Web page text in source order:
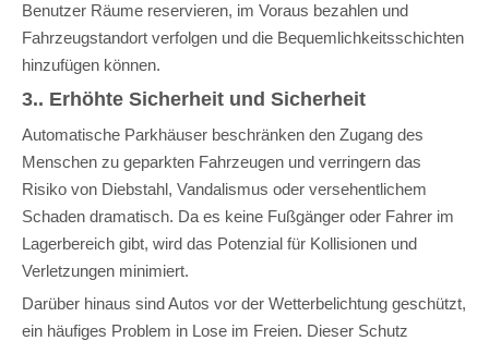
Benutzer Räume reservieren, im Voraus bezahlen und
Fahrzeugstandort verfolgen und die Bequemlichkeitsschichten
hinzufügen können.
3.. Erhöhte Sicherheit und Sicherheit
Automatische Parkhäuser beschränken den Zugang des
Menschen zu geparkten Fahrzeugen und verringern das
Risiko von Diebstahl, Vandalismus oder versehentlichem
Schaden dramatisch. Da es keine Fußgänger oder Fahrer im
Lagerbereich gibt, wird das Potenzial für Kollisionen und
Verletzungen minimiert.
Darüber hinaus sind Autos vor der Wetterbelichtung geschützt,
ein häufiges Problem in Lose im Freien. Dieser Schutz